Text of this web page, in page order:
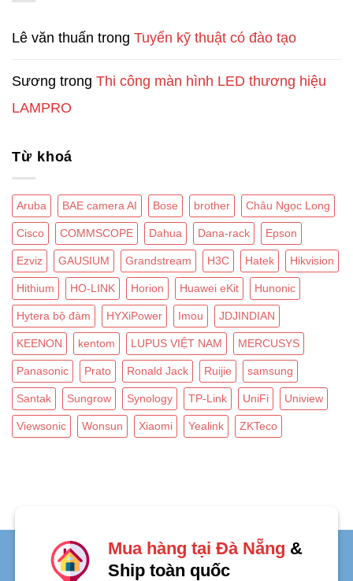
Lê văn thuấn trong Tuyển kỹ thuật có đào tạo
Sương trong Thi công màn hình LED thương hiệu
LAMPRO
Từ khoá
Aruba BAE camera AI Bose brother Châu Ngọc Long
Cisco COMMSCOPE Dahua Dana-rack Epson
Ezviz GAUSIUM Grandstream H3C Hatek Hikvision
Hithium HO-LINK Horion Huawei eKit Hunonic
Hytera bộ đàm HYXiPower Imou JDJINDIAN
KEENON kentom LUPUS VIỆT NAM MERCUSYS
Panasonic Prato Ronald Jack Ruijie samsung
Santak Sungrow Synology TP-Link UniFi Uniview
Viewsonic Wonsun Xiaomi Yealink ZKTeco
Mua hàng tại Đà Nẵng &
Ship toàn quốc